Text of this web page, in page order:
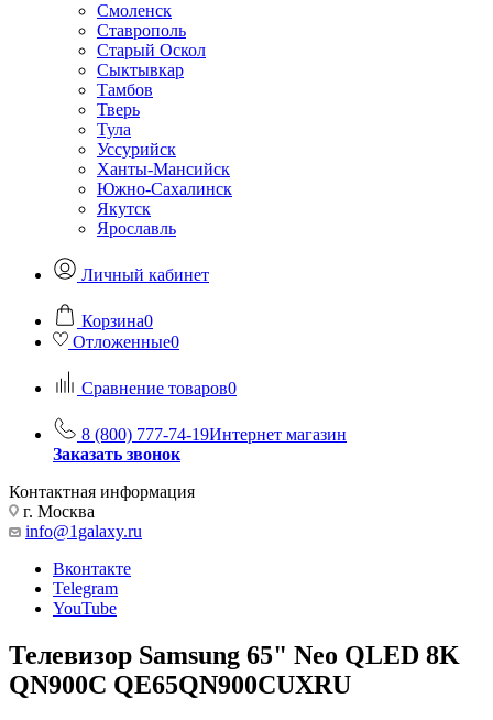
Смоленск
Ставрополь
Старый Оскол
Сыктывкар
Тамбов
Тверь
Тула
Уссурийск
Ханты-Мансийск
Южно-Сахалинск
Якутск
Ярославль
Личный кабинет
Корзина0
Отложенные0
Сравнение товаров0
8 (800) 777-74-19Интернет магазин
Заказать звонок
Контактная информация
г. Москва
info@1galaxy.ru
Вконтакте
Telegram
YouTube
Телевизор Samsung 65" Neo QLED 8K
QN900C QE65QN900CUXRU